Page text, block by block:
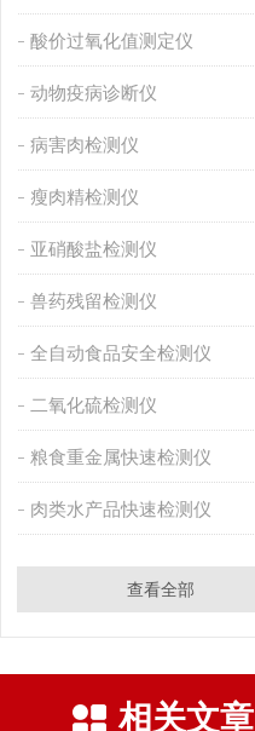
酸价过氧化值测定仪
动物疫病诊断仪
病害肉检测仪
瘦肉精检测仪
亚硝酸盐检测仪
兽药残留检测仪
全自动食品安全检测仪
二氧化硫检测仪
粮食重金属快速检测仪
肉类水产品快速检测仪
查看全部
相关文章